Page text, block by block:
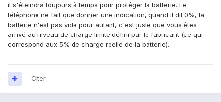
il s'éteindra toujours à temps pour protéger la batterie. Le
téléphone ne fait que donner une indication, quand il dit 0%, la
batterie n'est pas vide pour autant, c'est juste que vous êtes
arrivé au niveau de charge limite défini par le fabricant (ce qui
correspond aux 5% de charge réelle de la batterie).
Citer